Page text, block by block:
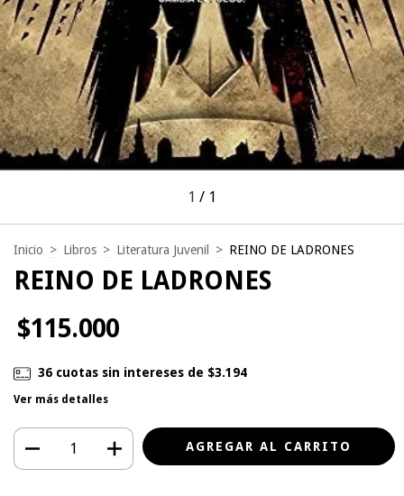
1 / 1
Inicio > Libros > Literatura Juvenil > REINO DE LADRONES
REINO DE LADRONES
$115.000
36 cuotas sin intereses de $3.194
Ver más detalles